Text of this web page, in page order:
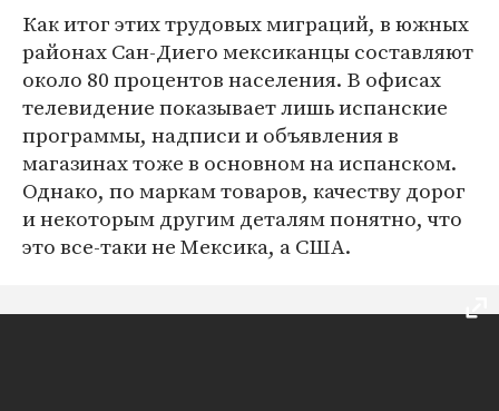
Как итог этих трудовых миграций, в южных
районах Сан-Диего мексиканцы составляют
около 80 процентов населения. В офисах
телевидение показывает лишь испанские
программы, надписи и объявления в
магазинах тоже в основном на испанском.
Однако, по маркам товаров, качеству дорог
и некоторым другим деталям понятно, что
это все-таки не Мексика, а США.